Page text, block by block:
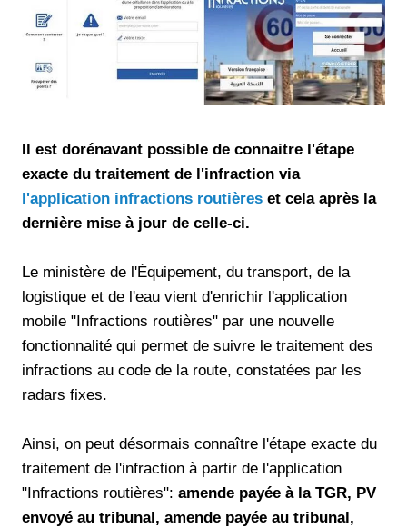
Il est dorénavant possible de connaitre l'étape
exacte du traitement de l'infraction via
l'application infractions routières et cela après la
dernière mise à jour de celle-ci.
Le ministère de l'Équipement, du transport, de la
logistique et de l'eau vient d'enrichir l'application
mobile "Infractions routières" par une nouvelle
fonctionnalité qui permet de suivre le traitement des
infractions au code de la route, constatées par les
radars fixes.
Ainsi, on peut désormais connaître l'étape exacte du
traitement de l'infraction à partir de l'application
"Infractions routières": amende payée à la TGR, PV
envoyé au tribunal, amende payée au tribunal,